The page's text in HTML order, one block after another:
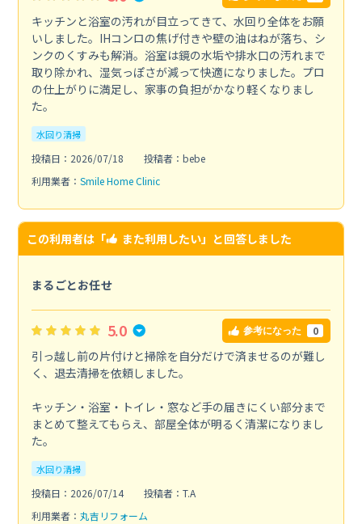
キッチンと浴室の汚れが目立ってきて、水回り全体をお願
いしました。IHコンロの焦げ付きや壁の油はねが落ち、シ
ンクのくすみも解消。浴室は鏡の水垢や排水口の汚れまで
取り除かれ、湿気っぽさが減って快適になりました。プロ
の仕上がりに満足し、家事の負担がかなり軽くなりまし
た。
水回り清掃
投稿日：2026/07/18
投稿者：bebe
利用業者： Smile Home Clinic
この利用者は「 また利用したい」と回答しました
まるごとお任せ
5.0 参考になった 0
引っ越し前の片付けと掃除を自分だけで済ませるのが難し
く、退去清掃を依頼しました。
キッチン・浴室・トイレ・窓など手の届きにくい部分まで
まとめて整えてもらえ、部屋全体が明るく清潔になりまし
た。
水回り清掃
投稿日：2026/07/14
投稿者：T.A
利用業者： 丸吉リフォーム